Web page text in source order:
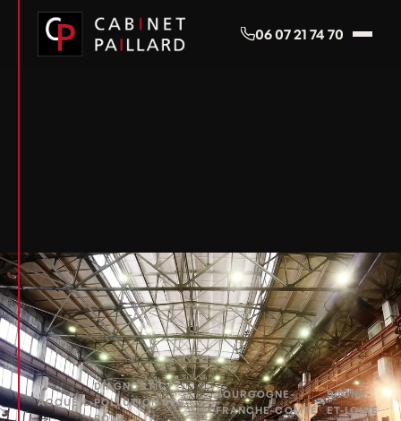
06 07 21 74 70
ACCUEIL›
DIAGNOSTIC
POLLUTION DES
SOLS
›
BOURGOGNE-
FRANCHE-COMTÉ
›
SAÔNE-
ET-LOIRE
Panneau de gestion des cookies